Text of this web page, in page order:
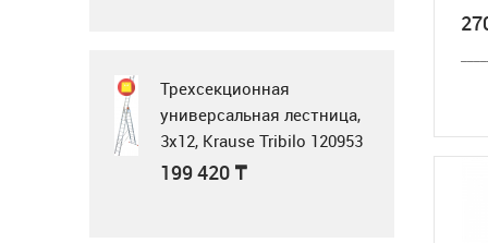
Микроволновая
Трехсекционная
универсальная лестница,
3x12, Krause Tribilo 120953
199 420 ₸